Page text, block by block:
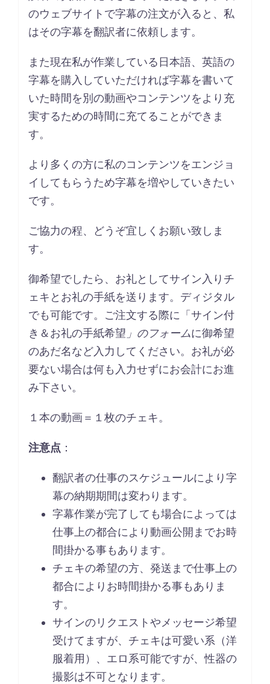
のウェブサイトで字幕の注文が入ると、私
はその字幕を翻訳者に依頼します。
また現在私が作業している日本語、英語の
字幕を購入していただければ字幕を書いて
いた時間を別の動画やコンテンツをより充
実するための時間に充てることができま
す。
より多くの方に私のコンテンツをエンジョ
イしてもらうため字幕を増やしていきたい
です。
ご協力の程、どうぞ宜しくお願い致しま
す。
御希望でしたら、お礼としてサイン入りチ
ェキとお礼の手紙を送ります。ディジタル
でも可能です。ご注文する際に「サイン付
き＆お礼の手紙希望 」のフォームに御希望
のあだ名など入力してください。お礼が必
要ない場合は何も入力せずにお会計にお進
み下さい。
１本の動画＝１枚のチェキ。
注意点 ：
翻訳者の仕事のスケジュールにより字
幕の納期期間は変わります。
字幕作業が完了しても場合によっては
仕事上の都合により動画公開までお時
間掛かる事もあります。
チェキの希望の方、発送まで仕事上の
都合によりお時間掛かる事もありま
す。
サインのリクエストやメッセージ希望
受けてますが、チェキは可愛い系（洋
服着用）、エロ系可能ですが、性器の
撮影は不可となります。